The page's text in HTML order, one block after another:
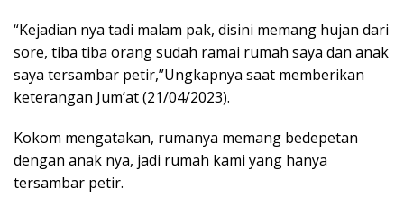
“Kejadian nya tadi malam pak, disini memang hujan dari
sore, tiba tiba orang sudah ramai rumah saya dan anak
saya tersambar petir,”Ungkapnya saat memberikan
keterangan Jum’at (21/04/2023).
Kokom mengatakan, rumanya memang bedepetan
dengan anak nya, jadi rumah kami yang hanya
tersambar petir.